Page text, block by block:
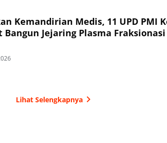
Kemandirian Medis, 11 UPD PMI
Bangun Jejaring Plasma
Lihat Selengkapnya